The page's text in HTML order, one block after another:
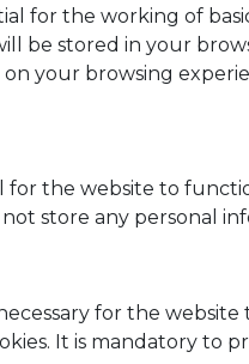
for the working of
be stored in your
your browsing
for the website to
store any personal
for the
It is mandatory to